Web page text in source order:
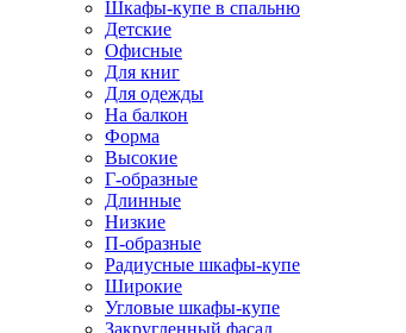
Шкафы-купе в спальню
Детские
Офисные
Для книг
Для одежды
На балкон
Форма
Высокие
Г-образные
Длинные
Низкие
П-образные
Радиусные шкафы-купе
Широкие
Угловые шкафы-купе
Закругленный фасад